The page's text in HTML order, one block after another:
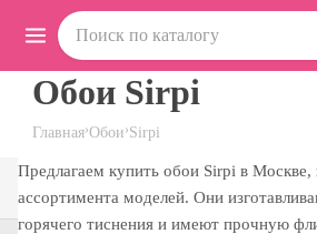
Главная›Обои›Sirpi
Обои Sirpi
Предлагаем купить обои Sirpi в Москве,
ассортимента моделей. Они
горячего тиснения и имеют прочную